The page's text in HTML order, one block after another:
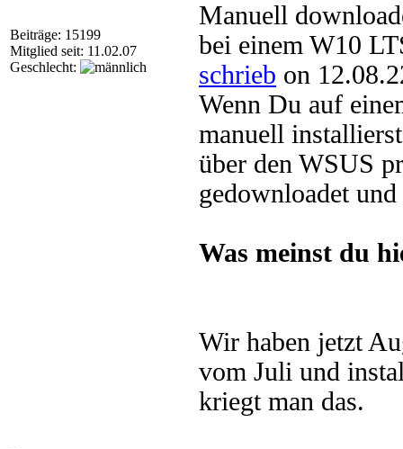
Beiträge: 15199
Mitglied seit: 11.02.07
Geschlecht:
Manuell
bei einem W10
schrieb on
Wenn Du auf
manuell
über den WSUS
gedownloadet
Was meinst du
Wir haben jetzt
vom Juli und
kriegt man das.